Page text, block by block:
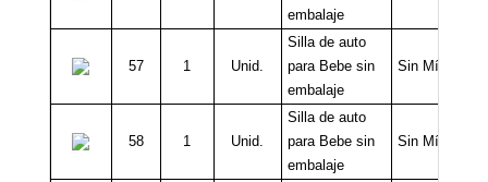
embalaje
57 1 Unid.
Silla de auto
para Bebe sin
embalaje
Sin Mínimo
58 1 Unid.
Silla de auto
para Bebe sin
embalaje
Sin Mínimo